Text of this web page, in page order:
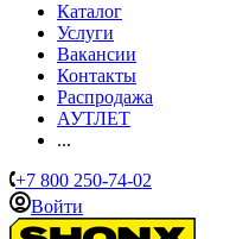
Каталог
Услуги
Вакансии
Контакты
Распродажа
АУТЛЕТ
...
+7 800 250-74-02
Войти